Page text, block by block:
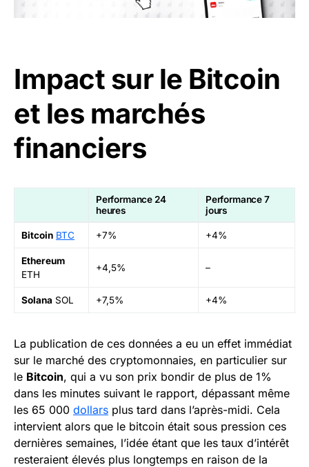
Impact sur le Bitcoin
et les marchés
financiers
Performance 24
heures
Performance 7
jours
Bitcoin BTC +7% +4%
Ethereum
ETH
+4,5% –
Solana SOL +7,5% +4%
La publication de ces données a eu un effet immédiat
sur le marché des cryptomonnaies, en particulier sur
le Bitcoin, qui a vu son prix bondir de plus de 1%
dans les minutes suivant le rapport, dépassant même
les 65 000 dollars plus tard dans l’après-midi. Cela
intervient alors que le bitcoin était sous pression ces
dernières semaines, l’idée étant que les taux d’intérêt
resteraient élevés plus longtemps en raison de la